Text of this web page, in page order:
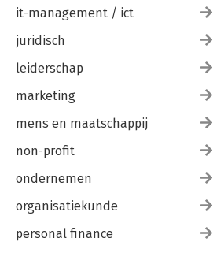
it-management / ict
juridisch
leiderschap
marketing
mens en maatschappij
non-profit
ondernemen
organisatiekunde
personal finance